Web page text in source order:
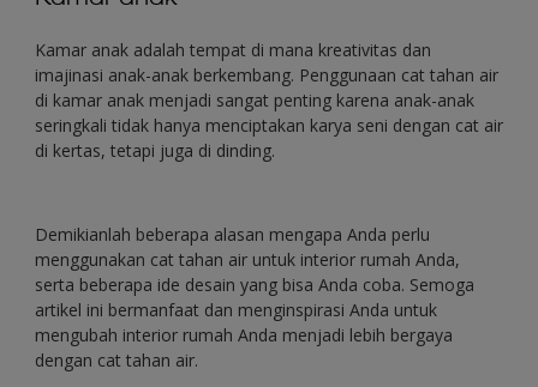
Kamar anak adalah tempat di mana kreativitas dan
imajinasi anak-anak berkembang. Penggunaan cat tahan air
di kamar anak menjadi sangat penting karena anak-anak
seringkali tidak hanya menciptakan karya seni dengan cat air
di kertas, tetapi juga di dinding.
Demikianlah beberapa alasan mengapa Anda perlu
menggunakan cat tahan air untuk interior rumah Anda,
serta beberapa ide desain yang bisa Anda coba. Semoga
artikel ini bermanfaat dan menginspirasi Anda untuk
mengubah interior rumah Anda menjadi lebih bergaya
dengan cat tahan air.